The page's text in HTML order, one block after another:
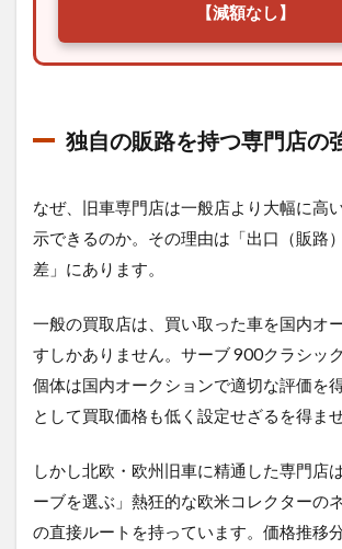
【減額なし】
独自の販路を持つ専門店の
なぜ、旧車専門店は一般店より大幅に高
示できるのか。その理由は「出口（販路
差」にあります。
一般の買取店は、買い取った車を国内オ
すしかありません。サーブ 900クラシッ
個体は国内オークションで適切な評価を
として買取価格も低く設定せざるを得ませ
しかし北欧・欧州旧車に精通した専門店
ーブを選ぶ」熱狂的な欧米コレクターの
の直接ルートを持っています。価格推移